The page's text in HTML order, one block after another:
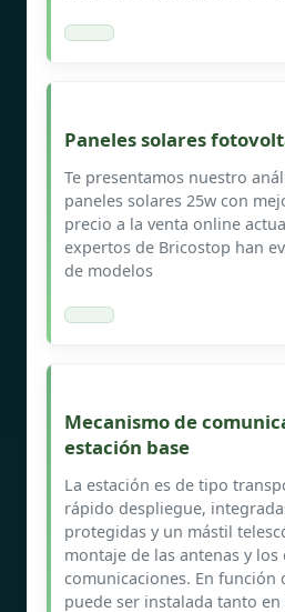
Paneles solares
Te presentamos nuestro
paneles solares 25w con
precio a la venta online
expertos de Bricostop han
de modelos
Mecanismo de
estación base
La estación es de tipo
rápido despliegue,
protegidas y un mástil
montaje de las antenas y los
comunicaciones. En función
puede ser instalada tanto